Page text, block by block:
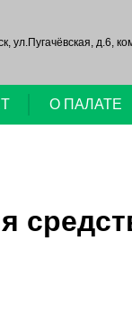
ул.Пугачёвская, д.6,
О ПАЛАТЕ